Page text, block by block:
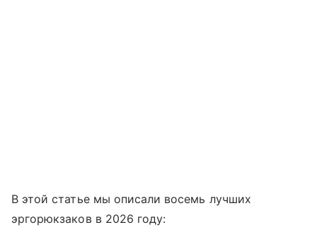
В этой статье мы описали восемь лучших
эргорюкзаков в 2026 году: